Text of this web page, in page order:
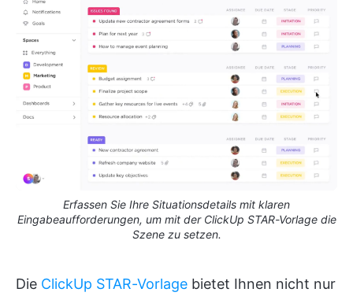
Erfassen Sie Ihre Situationsdetails mit klaren
Eingabeaufforderungen, um mit der ClickUp STAR-Vorlage die
Szene zu setzen.
Die ClickUp STAR-Vorlage bietet Ihnen nicht nur